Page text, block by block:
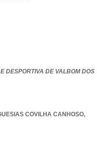
DESPORTIVA DE VALBOM DOS
COVILHA CANHOSO,